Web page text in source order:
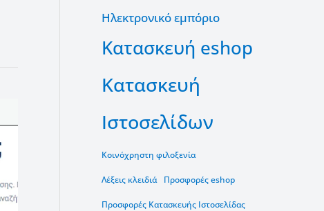
Ηλεκτρονικό εμπόριο
Κατασκευή eshop
Κατασκευή
Ιστοσελίδων
Κοινόχρηστη φιλοξενία
Λέξεις κλειδιά Προσφορές eshop
Προσφορές Κατασκευής Ιστοσελίδας